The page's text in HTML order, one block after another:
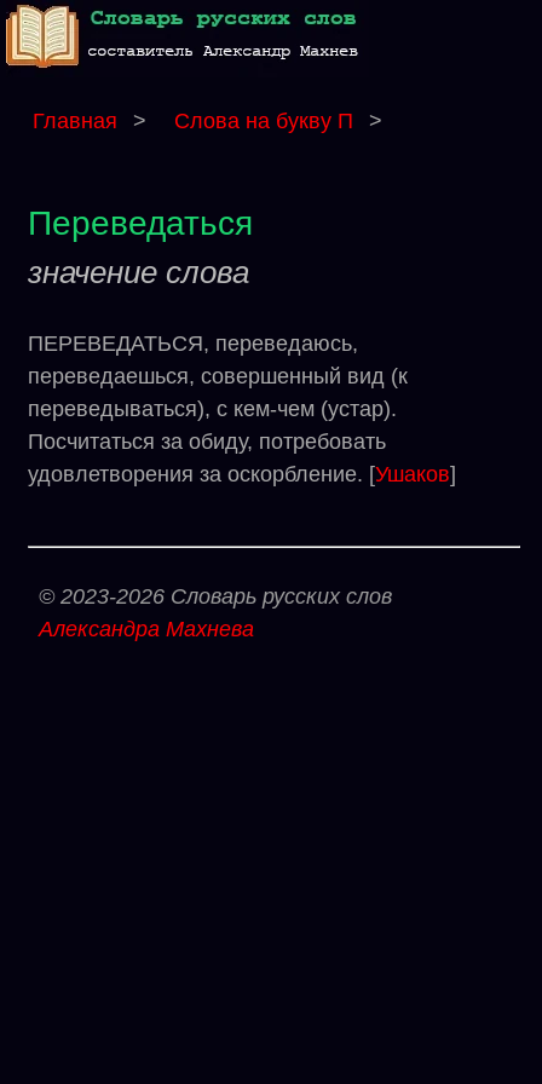
Главная > Слова на букву П >
Переведаться
значение слова
ПЕРЕВЕДАТЬСЯ, переведаюсь,
переведаешься, совершенный вид (к
переведываться), с кем-чем (устар).
Посчитаться за обиду, потребовать
удовлетворения за оскорбление. [Ушаков]
© 2023-2026 Словарь русских слов
Александра Махнева